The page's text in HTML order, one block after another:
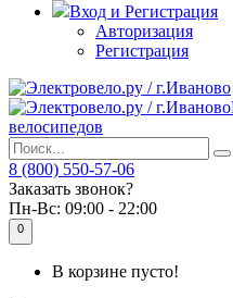
Вход и Регистрация
Авторизация
Регистрация
велосипедов
8 (800) 550-57-06
Заказать звонок?
Пн-Вс: 09:00 - 22:00
0
В корзине пусто!